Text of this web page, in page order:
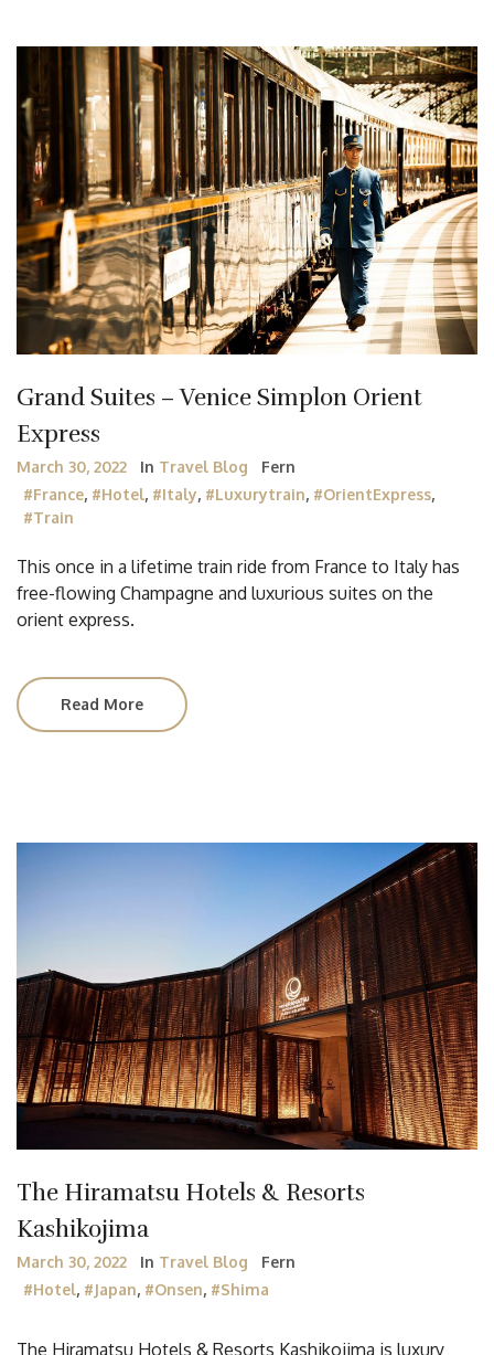
Grand Suites – Venice Simplon Orient
Express
March 30, 2022 In Travel Blog
Fern
#France, #Hotel, #Italy, #luxurytrain, #OrientExpress,
#train
This once in a lifetime train ride from France to Italy has
free-flowing Champagne and luxurious suites on the
orient express.
Read More
The Hiramatsu Hotels & Resorts
Kashikojima
March 30, 2022 In Travel Blog
Fern
#Hotel, #Japan, #Onsen, #Shima
The Hiramatsu Hotels & Resorts Kashikojima is luxury